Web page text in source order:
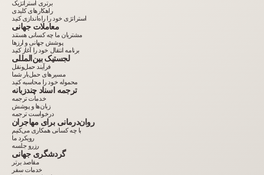
برتری استراتژیک
راهکارهای کلیدی
استراتژی خود را راه‌اندازی کنید
معاملات جهانی
مشتریان ما چه کسانی هستند
پوشش جهانی و ارزها
برنامه انتقال خود را آغاز کنید
لجستیک بین‌المللی
فرآیند حمل‌ونقل
مسیرهای حمل‌بار شما
محموله خود را محاسبه کنید
ترجمه اسناد چندزبانه
خدمات ترجمه
زبان‌ها و پوشش
درخواست ترجمه
روان‌درمانی برای مهاجران
با چه کسانی همکاری می‌کنیم
رویکرد ما
رزرو جلسه
گردشگری جهانی
مقاصد برتر
خدمات سفر